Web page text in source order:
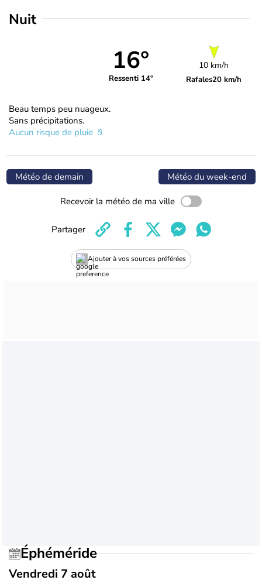
Nuit
16°
Ressenti 14°
10 km/h
Rafales20 km/h
Beau temps peu nuageux.
Sans précipitations.
Aucun risque de pluie
Météo de demain Météo du week-end
Recevoir la météo de ma ville
Ajouter à vos sources préférées
Partager
Éphéméride
Vendredi 7 août